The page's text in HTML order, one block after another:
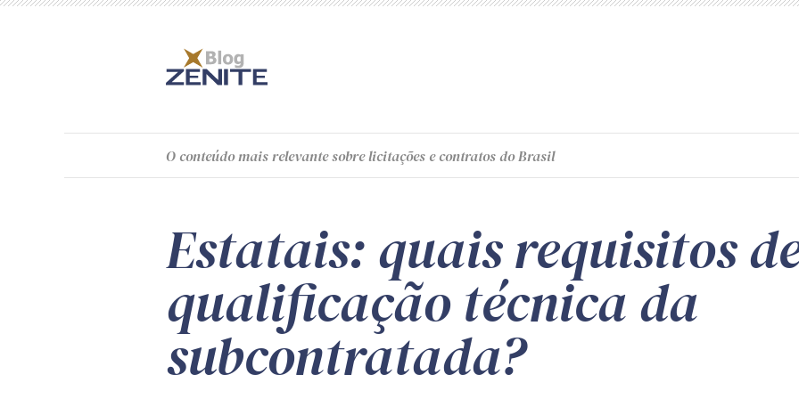
O conteúdomais relevante sobre licitações e contratos do Brasil
Estatais: quais requisitos
qualificação técnica da
subcontratada?